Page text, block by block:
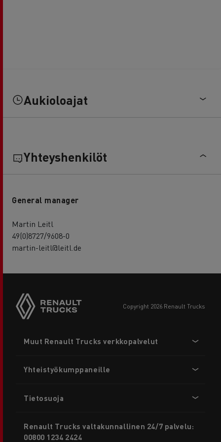
Aukioloajat
Yhteyshenkilöt
General manager
Martin Leitl
49(0)8727/9608-0
martin-leitl@leitl.de
copyright 2026 Renault Trucks
menu
Muut Renault Trucks verkkopalvelut
Yhteistyökumppaneille
Tietosuoja
Renault Trucks valtakunnallinen 24/7 palvelu:
00800 1234 2424